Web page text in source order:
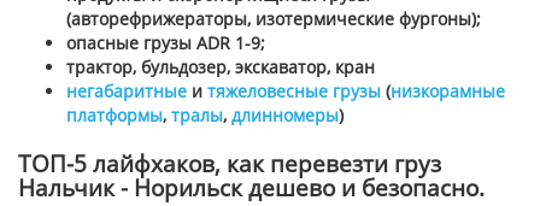
(авторефрижераторы, изотермические фургоны);
опасные грузы ADR 1-9;
трактор, бульдозер, экскаватор, кран
негабаритные и тяжеловесные грузы (низкорамные
платформы, тралы, длинномеры)
ТОП-5 лайфхаков, как перевезти груз
Нальчик - Норильск дешево и безопасно.